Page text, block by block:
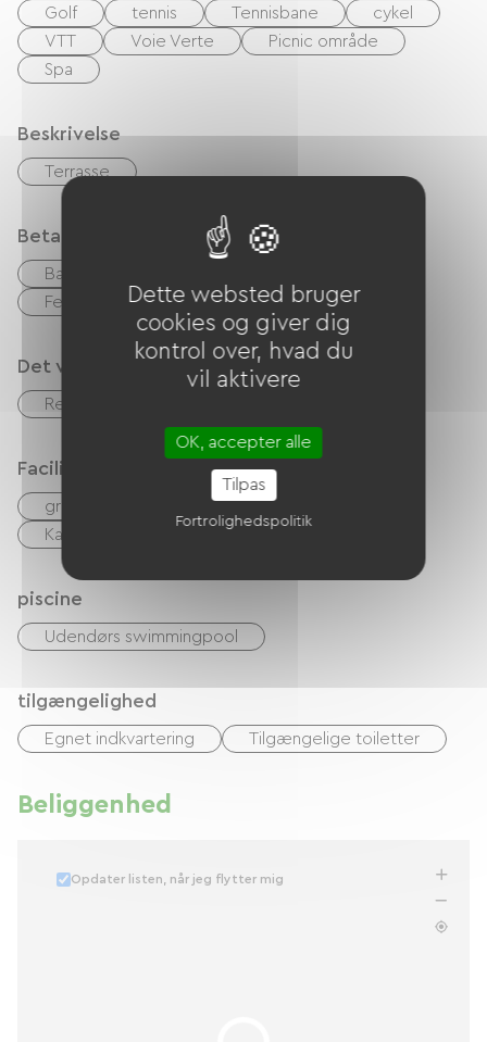
Golf
tennis Tennisbane
cykel
VTT
Voie Verte
Picnic område
Spa
Beskrivelse
Terrasse
Betalingsmåder
Bank kort
Feriekuponer (ANCV)
Overførsel
Det vi er gode til
Restaurant
Faciliteter
gratis WIFI TNT
Kabel/satellit
Hårtørrer
piscine
Udendørs swimmingpool
tilgængelighed
Egnet indkvartering Tilgængelige toiletter
Beliggenhed
Opdater listen, når jeg flytter mig
Dette websted bruger
cookies og giver dig
kontrol over, hvad du
vil aktivere
OK, accepter alle
Tilpas
Fortrolighedspolitik